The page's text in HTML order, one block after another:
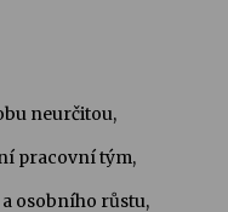
neurčitou,
pracovní tým,
osobního růstu,